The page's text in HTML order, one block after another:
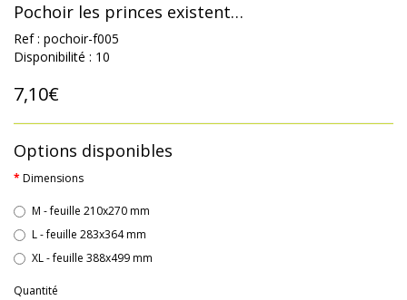
Pochoir les princes existent…
Ref : pochoir-f005
Disponibilité : 10
7,10€
Options disponibles
Dimensions
M - feuille 210x270 mm
L - feuille 283x364 mm
XL - feuille 388x499 mm
Quantité